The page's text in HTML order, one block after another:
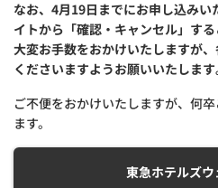
なお、4月19日までにお申し込み
イトから「確認・キャンセル」する
大変お手数をおかけいたしますが
くださいますようお願いいたします
ご不便をおかけいたしますが、何
ます。
東急ホテルズウ